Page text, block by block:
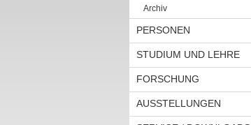
Archiv
PERSONEN
STUDIUM UND LEHRE
FORSCHUNG
AUSSTELLUNGEN